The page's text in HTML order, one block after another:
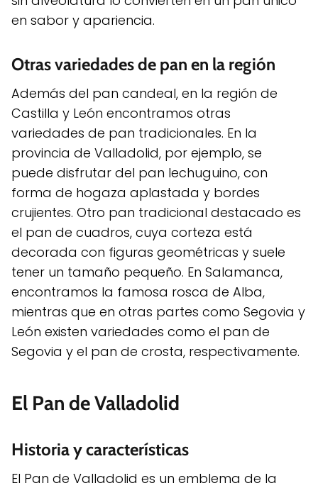
en sabor y apariencia.
Otras variedades de pan en la región
Además del pan candeal, en la región de
Castilla y León encontramos otras
variedades de pan tradicionales. En la
provincia de Valladolid, por ejemplo, se
puede disfrutar del pan lechuguino, con
forma de hogaza aplastada y bordes
crujientes. Otro pan tradicional destacado es
el pan de cuadros, cuya corteza está
decorada con figuras geométricas y suele
tener un tamaño pequeño. En Salamanca,
encontramos la famosa rosca de Alba,
mientras que en otras partes como Segovia y
León existen variedades como el pan de
Segovia y el pan de crosta, respectivamente.
El Pan de Valladolid
Historia y características
El Pan de Valladolid es un emblema de la